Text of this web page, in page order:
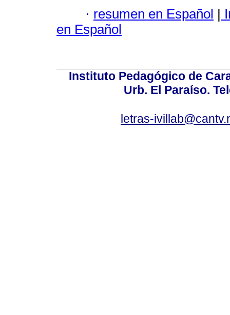
· resumen en Español |
en Español
Instituto Pedagógico de
Urb. El Paraíso.
letras-